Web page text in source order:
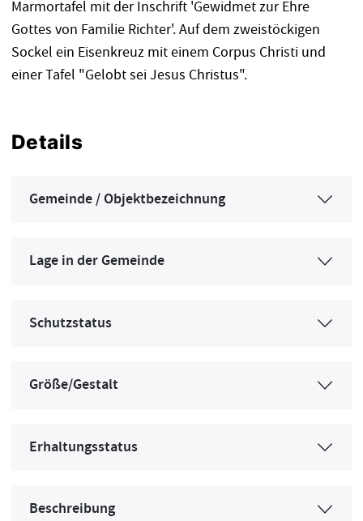
Marmortafel mit der Inschrift 'Gewidmet zur Ehre
Gottes von Familie Richter'. Auf dem zweistöckigen
Sockel ein Eisenkreuz mit einem Corpus Christi und
einer Tafel "Gelobt sei Jesus Christus".
Details
Gemeinde / Objektbezeichnung
Lage in der Gemeinde
Schutzstatus
Größe/Gestalt
Erhaltungsstatus
Beschreibung